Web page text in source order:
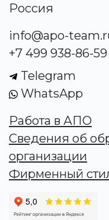
Россия
info@apo-
+7 499 938-86-59
Telegram
WhatsApp
Работа в АПО
Сведения об
организации
Фирменный